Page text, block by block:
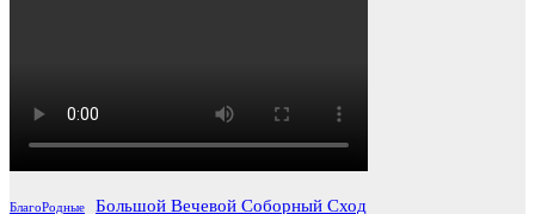
БлагоРодные
Большой Вечевой Соборный Сход